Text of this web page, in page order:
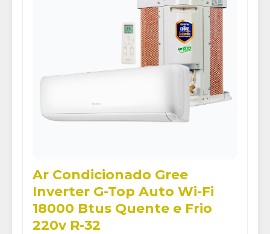
Ar Condicionado Gree
Inverter G-Top Auto Wi-Fi
18000 Btus Quente e Frio
220v R-32